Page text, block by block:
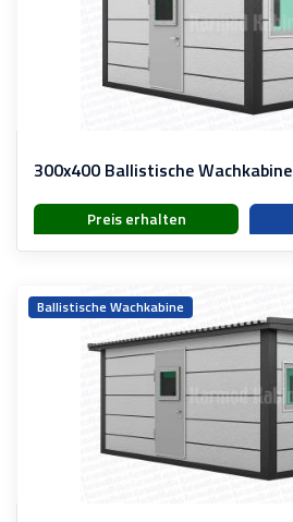
300x400 Ballistische Wachkabine
Preis erhalten
Ballistische Wachkabine